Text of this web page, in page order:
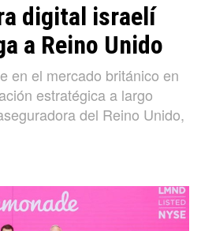
digital israelí
a Reino Unido
en el mercado británico en
estratégica a largo
del Reino Unido,